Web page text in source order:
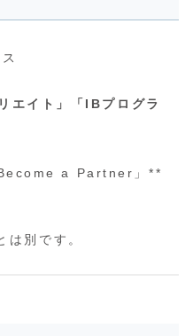
エイト」「IBプログラ
a Partner」**
別です。